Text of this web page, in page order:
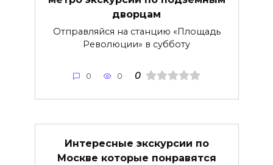
дворцам
Отправляйся на станцию «Площадь
Революции» в субботу
0 0 0
Интересные экскурсии по
Москве которые понравятся